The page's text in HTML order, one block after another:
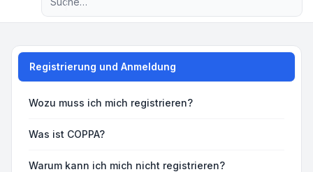
Registrierung und Anmeldung
Wozu muss ich mich registrieren?
Was ist COPPA?
Warum kann ich mich nicht registrieren?